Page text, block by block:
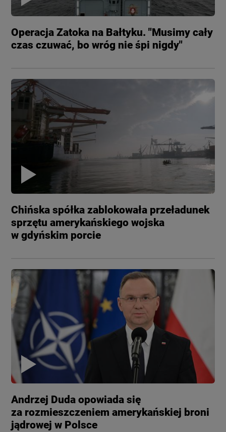
Operacja Zatoka na Bałtyku. "Musimy cały
czas czuwać, bo wróg nie śpi nigdy"
Chińska spółka zablokowała przeładunek
sprzętu amerykańskiego wojska
w gdyńskim porcie
Andrzej Duda opowiada się
za rozmieszczeniem amerykańskiej broni
jądrowej w Polsce